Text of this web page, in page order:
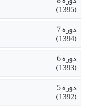
(1395)
دوره 7
(1394)
دوره 6
(1393)
دوره 5
(1392)